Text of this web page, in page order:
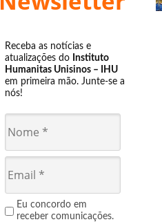
Receba as notícias e
atualizações do Instituto
Humanitas Unisinos – IHU
em primeira mão. Junte-se a
nós!
Eu concordo em
receber comunicações.